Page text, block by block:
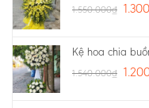
1.550.000₫
Kệ hoa chia
1.540.000₫